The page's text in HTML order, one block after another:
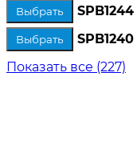
Выбрать SPB1244
Выбрать SPB1240
Показать все (227)